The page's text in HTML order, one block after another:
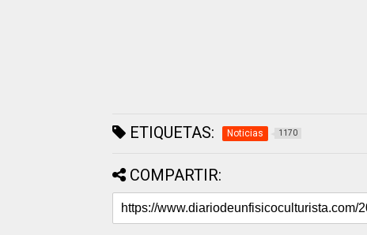
ETIQUETAS: Noticias 1170
COMPARTIR: